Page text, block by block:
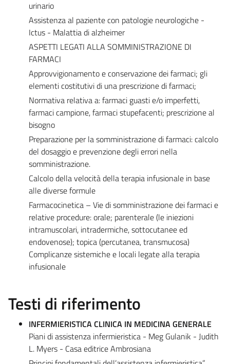
urinario
Assistenza al paziente con patologie neurologiche -
Ictus - Malattia di alzheimer
ASPETTI LEGATI ALLA SOMMINISTRAZIONE DI
FARMACI
Approvvigionamento e conservazione dei farmaci; gli
elementi costitutivi di una prescrizione di farmaci;
Normativa relativa a: farmaci guasti e/o imperfetti,
farmaci campione, farmaci stupefacenti; prescrizione al
bisogno
Preparazione per la somministrazione di farmaci: calcolo
del dosaggio e prevenzione degli errori nella
somministrazione.
Calcolo della velocità della terapia infusionale in base
alle diverse formule
Farmacocinetica – Vie di somministrazione dei farmaci e
relative procedure: orale; parenterale (le iniezioni
intramuscolari, intradermiche, sottocutanee ed
endovenose); topica (percutanea, transmucosa)
Complicanze sistemiche e locali legate alla terapia
infusionale
Testi di riferimento
INFERMIERISTICA CLINICA IN MEDICINA GENERALE
Piani di assistenza infermieristica - Meg Gulanik - Judith
L. Myers - Casa editrice Ambrosiana